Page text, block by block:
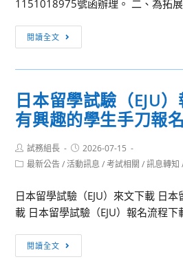
遠
距
案
實
施
點」
1151018975號函辦理。 二、為拓
閱讀全文
息
轉
國
立
灣
師
大
學
辦
日本留學試驗（EJU
有興趣的學生手刀報
Post
author:
試務組長
Post
published:
2026-07-15
Post最新公告 / 活動訊息 / 考試相關 / 訊息轉知
日本留學試驗（EJU）來文下載 日本
載 日本留學試驗（EJU）報名流程下
閱讀全文
本